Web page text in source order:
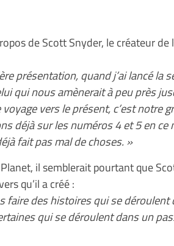
de Scott Snyder, le créateur de
présentation, quand j’ai lancé la
qui nous amènerait à peu près
vers le présent, c’est notre
déjà sur les numéros 4 et 5 en ce
fait pas mal de choses. »
il semblerait pourtant que
qu’il a créé :
faire des histoires qui se
qui se déroulent dans un